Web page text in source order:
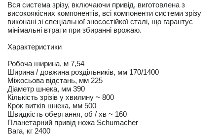
Вся система зрізу, включаючи привід, виготовлена з
високоякісних компонентів, всі компоненти системи зрізу
виконані зі спеціальної зносостійкої сталі, що гарантує
мінімальні втрати при збиранні врожаю.
Характеристики
Робоча ширина, м 7,54
Ширина / довжина роздільників, мм 170/1400
Міжосьова відстань, мм 225
Діаметр шнека, мм 390
Кількість зрізів у хвилину ~ 800
Крок витків шнека, мм 500
Швидкість обертання, об / хв ~ 160
Планетарний привід ножа Schumacher
Вага, кг 2400